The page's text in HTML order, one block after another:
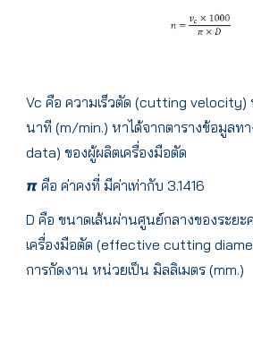
Vc คือ ความเร็วตัด (cutting velocity)
นาที (m/min.) หาได้จากตารางข้อมูลท
data) ของผู้ผลิตเครื่องมือตัด
𝞹 คือ ค่าคงที่ มีค่าเท่ากับ 3.1416
D คือ ขนาดเส้นผ่านศูนย์กลางของระย
เครื่องมือตัด (effective cutting
การกัดงาน หน่วยเป็น มิลลิเมตร (mm.)